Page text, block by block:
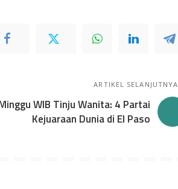
ARTIKEL SELANJUTNYA
WIB Tinju Wanita: 4 Partai
Kejuaraan Dunia di El Paso